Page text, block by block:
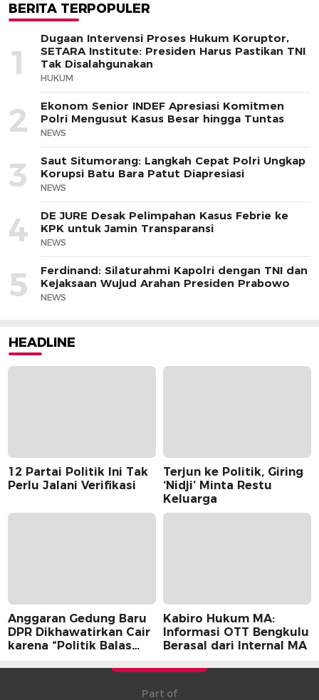
BERITA TERPOPULER
1
Dugaan Intervensi Proses Hukum Koruptor,
SETARA Institute: Presiden Harus Pastikan TNI
Tak Disalahgunakan
HUKUM
2
Ekonom Senior INDEF Apresiasi Komitmen
Polri Mengusut Kasus Besar hingga Tuntas
NEWS
3
Saut Situmorang: Langkah Cepat Polri Ungkap
Korupsi Batu Bara Patut Diapresiasi
NEWS
4
DE JURE Desak Pelimpahan Kasus Febrie ke
KPK untuk Jamin Transparansi
NEWS
5
Ferdinand: Silaturahmi Kapolri dengan TNI dan
Kejaksaan Wujud Arahan Presiden Prabowo
NEWS
HEADLINE
12 Partai Politik Ini Tak
Perlu Jalani Verifikasi
Terjun ke Politik, Giring
‘Nidji’ Minta Restu
Keluarga
Anggaran Gedung Baru
DPR Dikhawatirkan Cair
karena “Politik Balas
Kabiro Hukum MA:
Informasi OTT Bengkulu
Berasal dari Internal MA
Part of